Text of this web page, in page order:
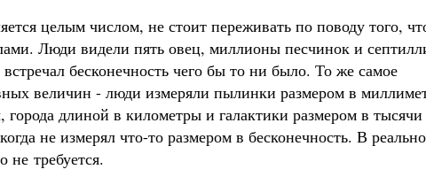
целым числом, не стоит переживать по поводу того,
Люди видели пять овец, миллионы песчинок и
бесконечность чего бы то ни было. То же самое
величин - люди измеряли пылинки размером в
длиной в километры и галактики размером в тысячи
не измерял что-то размером в бесконечность. В
не требуется.